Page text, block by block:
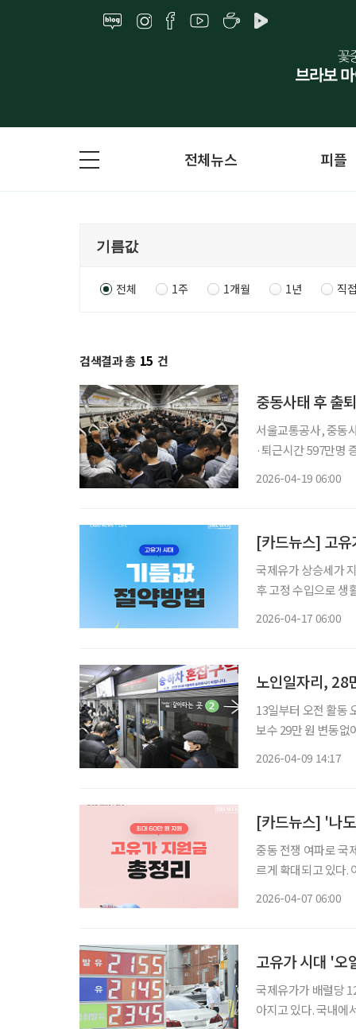
전체뉴스 피플
전체 1주 1개월 1년 직
검색결과 총 15 건
서울교통공사, 중동
·퇴근시간 597만명 증가 65세 이상 출퇴근 때 50만 명대 증가, 경로 비중은 유
2026-04-19 06:00
[카드뉴스] 고유
국제유가 상승세가
후 고정 수입으로 생
2026-04-17 06:00
노인일자리, 28
13일부터 오전 활동
보수 29만 원 변동없어
2026-04-09 14:17
[카드뉴스] '나
중동 전쟁 여파로 국
르게 확대되고 있다.
2026-04-07 06:00
고유가 시대 '오
국제유가가 배럴당
아지고 있다. 국내에